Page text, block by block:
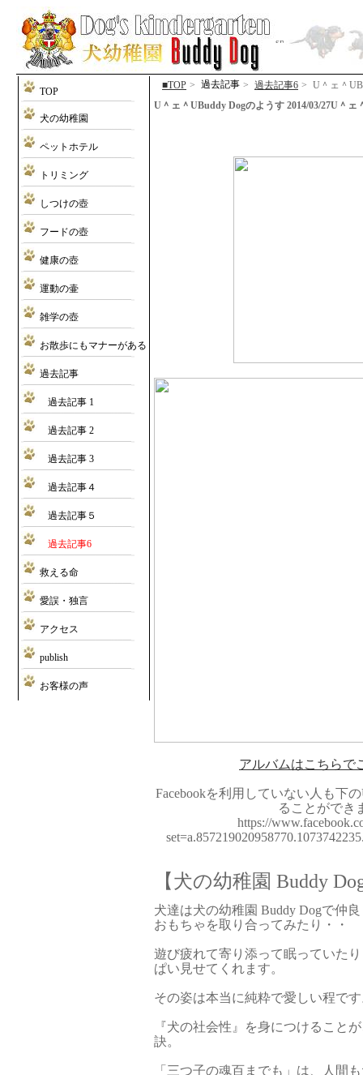
TOP
犬の幼稚園
ペットホテル
トリミング
しつけの壺
フードの壺
健康の壺
運動の壷
雑学の壺
お散歩にもマナーがある
過去記事
過去記事 1
過去記事 2
過去記事 3
過去記事４
過去記事５
過去記事6
救える命
愛誤・独言
アクセス
publish
お客様の声
■TOP > 過去記事 > 過去記事6 > U＾ェ＾
U＾ェ＾UBuddy Dogのようす 2014/03/27U＾ェ
アルバムはこちらで
Facebookを利用していない人も下
ることができ
https://
【犬の幼稚園 Buddy
犬達は犬の幼稚園 Buddy Dogで仲
おもちゃを取り合ってみたり・・
遊び疲れて寄り添って眠っていた
ぱい見せてくれます。
その姿は本当に純粋で愛しい程で
『犬の社会性』を身につけること
訣。
「三つ子の魂百までも」は、人間